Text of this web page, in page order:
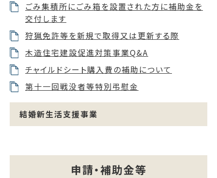
ごみ集積所にごみ箱を設置された方に補助金を
交付します
狩猟免許等を新規で取得又は更新する際
木造住宅建設促進対策事業Q&A
チャイルドシート購入費の補助について
第十一回戦没者等特別弔慰金
結婚新生活支援事業
申請・補助金等